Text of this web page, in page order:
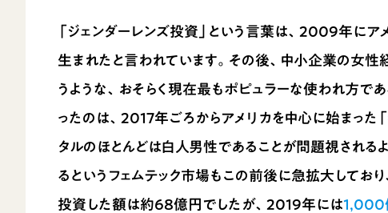
「ジェンダーレンズ投資」という言葉は、2009年に
生まれたと言われています。その後、中小企業の女
うような、おそらく現在最もポピュラーな使われ方で
ったのは、2017年ごろからアメリカを中心に始まった「
タルのほとんどは白人男性であることが問題視される
るというフェムテック市場もこの前後に急拡大してお
投資した額は約68億円でしたが、2019年には1,000